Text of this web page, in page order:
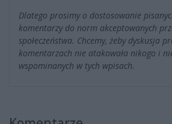
Dlatego prosimy o dostosowanie
komentarzy do norm akceptowanych
społeczeństwa. Chcemy, żeby dyskusja
komentarzach nie atakowała nikogo i
wspominanych w tych wpisach.